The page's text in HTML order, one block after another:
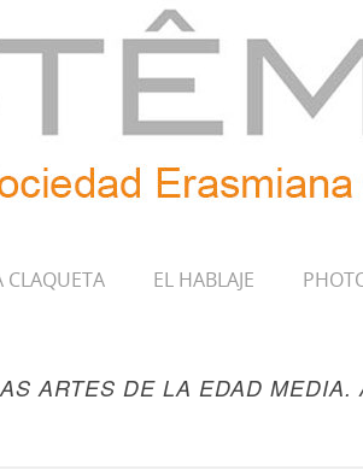
CLAQUETA EL HABLAJE
ARTES DE LA EDAD